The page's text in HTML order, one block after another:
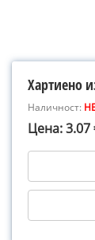
Хартиено
Наличност:
Цена: 3.07